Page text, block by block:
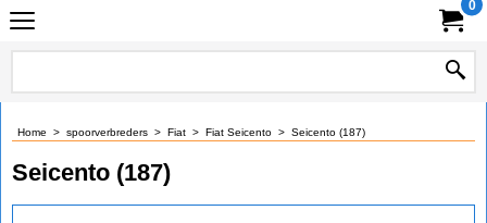
0
Home > spoorverbreders > Fiat > Fiat Seicento > Seicento (187)
Seicento (187)